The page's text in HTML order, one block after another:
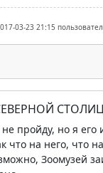
03-23 21:15
пройду, но я
что на него, что
Зоомузей